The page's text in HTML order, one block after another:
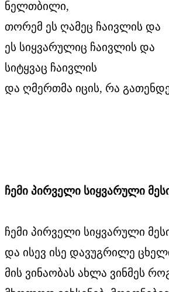
ნელთბილი,
თორემ ეს ღამეც ჩაივლის და
ეს სიყვარულიც ჩაივლის და
სიტყვაც ჩაივლის
და ღმერთმა იცის, რა
ჩემი პირველი სიყვარული
ჩემი პირველი სიყვარული
და ისევ ისე დავუგრილე
მის ვინაობას ახლა ვინმეს